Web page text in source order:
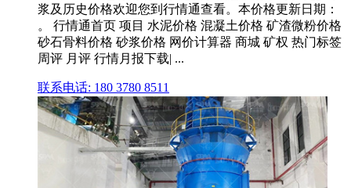
浆及历史价格欢迎您到行情通查看。本价格更新日期：
。 行情通首页 项目 水泥价格 混凝土价格 矿渣微粉价格
砂石骨料价格 砂浆价格 网价计算器 商城 矿权 热门标签
周评 月评 行情月报下载| ...
联系电话: 180 3780 8511